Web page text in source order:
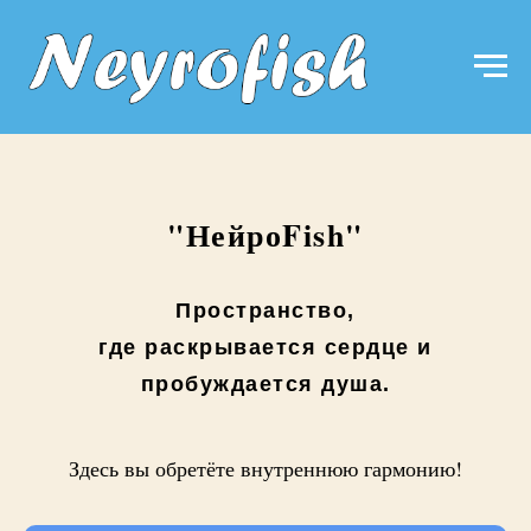
"НейроFish"
Пространство,
где раскрывается сердце и
пробуждается душа.
Здесь вы обретёте внутреннюю гармонию!